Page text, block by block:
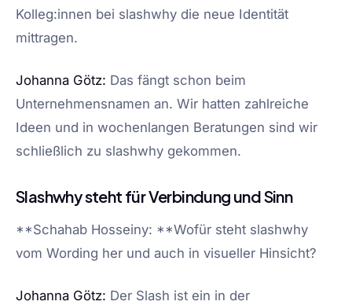
Kolleg:innen bei slashwhy die neue Identität
mittragen.
Johanna Götz: Das fängt schon beim
Unternehmensnamen an. Wir hatten zahlreiche
Ideen und in wochenlangen Beratungen sind wir
schließlich zu slashwhy gekommen.
Slashwhy steht für Verbindung und Sinn
**Schahab Hosseiny: **Wofür steht slashwhy
vom Wording her und auch in visueller Hinsicht?
Johanna Götz: Der Slash ist ein in der